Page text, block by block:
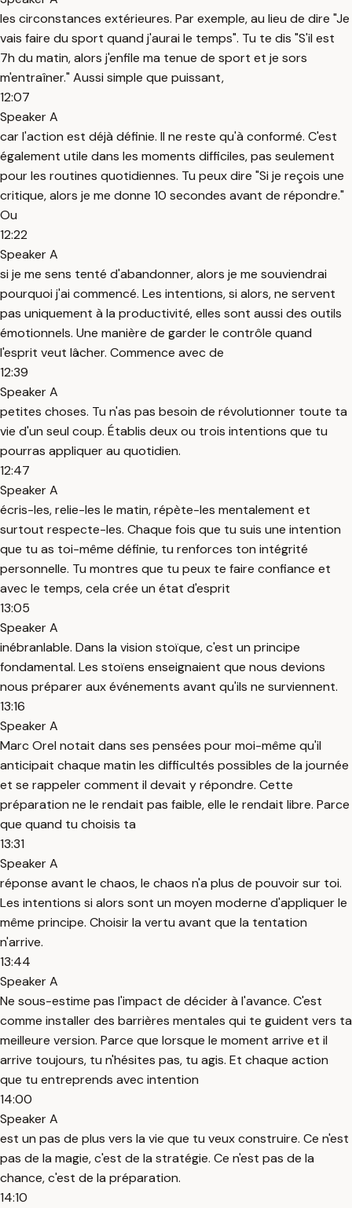
les circonstances extérieures. Par exemple, au lieu de dire "Je
vais faire du sport quand j'aurai le temps". Tu te dis "S'il est
7h du matin, alors j'enfile ma tenue de sport et je sors
m'entraîner." Aussi simple que puissant,
12:07
Speaker A
car l'action est déjà définie. Il ne reste qu'à conformé. C'est
également utile dans les moments difficiles, pas seulement
pour les routines quotidiennes. Tu peux dire "Si je reçois une
critique, alors je me donne 10 secondes avant de répondre."
Ou
12:22
Speaker A
si je me sens tenté d'abandonner, alors je me souviendrai
pourquoi j'ai commencé. Les intentions, si alors, ne servent
pas uniquement à la productivité, elles sont aussi des outils
émotionnels. Une manière de garder le contrôle quand
l'esprit veut lâcher. Commence avec de
12:39
Speaker A
petites choses. Tu n'as pas besoin de révolutionner toute ta
vie d'un seul coup. Établis deux ou trois intentions que tu
pourras appliquer au quotidien.
12:47
Speaker A
écris-les, relie-les le matin, répète-les mentalement et
surtout respecte-les. Chaque fois que tu suis une intention
que tu as toi-même définie, tu renforces ton intégrité
personnelle. Tu montres que tu peux te faire confiance et
avec le temps, cela crée un état d'esprit
13:05
Speaker A
inébranlable. Dans la vision stoïque, c'est un principe
fondamental. Les stoïens enseignaient que nous devions
nous préparer aux événements avant qu'ils ne surviennent.
13:16
Speaker A
Marc Orel notait dans ses pensées pour moi-même qu'il
anticipait chaque matin les difficultés possibles de la journée
et se rappeler comment il devait y répondre. Cette
préparation ne le rendait pas faible, elle le rendait libre. Parce
que quand tu choisis ta
13:31
Speaker A
réponse avant le chaos, le chaos n'a plus de pouvoir sur toi.
Les intentions si alors sont un moyen moderne d'appliquer le
même principe. Choisir la vertu avant que la tentation
n'arrive.
13:44
Speaker A
Ne sous-estime pas l'impact de décider à l'avance. C'est
comme installer des barrières mentales qui te guident vers ta
meilleure version. Parce que lorsque le moment arrive et il
arrive toujours, tu n'hésites pas, tu agis. Et chaque action
que tu entreprends avec intention
14:00
Speaker A
est un pas de plus vers la vie que tu veux construire. Ce n'est
pas de la magie, c'est de la stratégie. Ce n'est pas de la
chance, c'est de la préparation.
14:10